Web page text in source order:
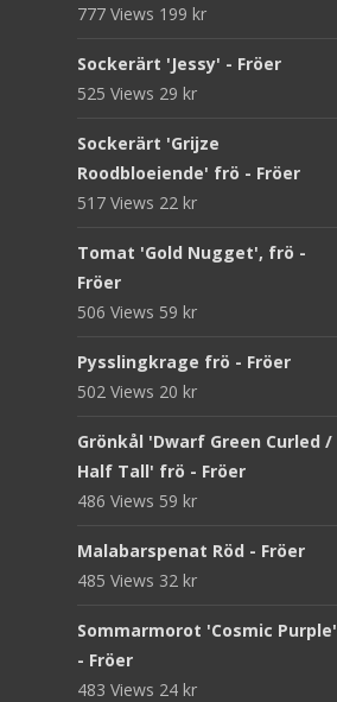
777 Views 199 kr
Sockerärt 'Jessy' - Fröer
525 Views 29 kr
Sockerärt 'Grijze
Roodbloeiende' frö - Fröer
517 Views 22 kr
Tomat 'Gold Nugget', frö -
Fröer
506 Views 59 kr
Pysslingkrage frö - Fröer
502 Views 20 kr
Grönkål 'Dwarf Green Curled /
Half Tall' frö - Fröer
486 Views 59 kr
Malabarspenat Röd - Fröer
485 Views 32 kr
Sommarmorot 'Cosmic Purple'
- Fröer
483 Views 24 kr